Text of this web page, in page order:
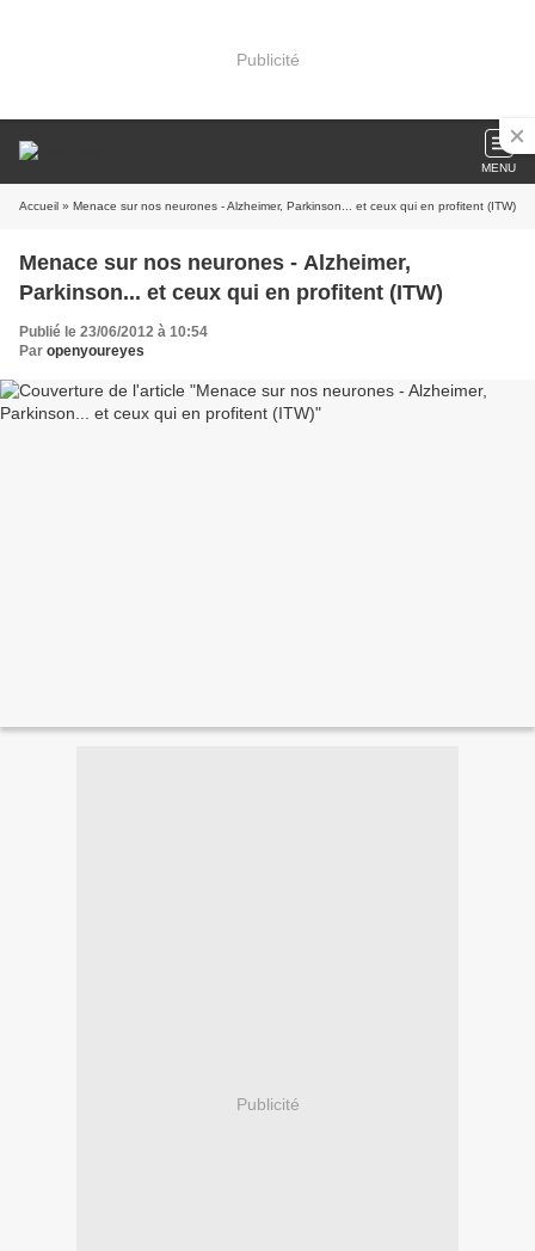
Publicité
MENU
Accueil » Menace sur nos neurones - Alzheimer, Parkinson... et ceux qui en profitent (ITW)
Menace sur nos neurones - Alzheimer,
Parkinson... et ceux qui en profitent (ITW)
Publié le 23/06/2012 à 10:54
Par openyoureyes
Publicité